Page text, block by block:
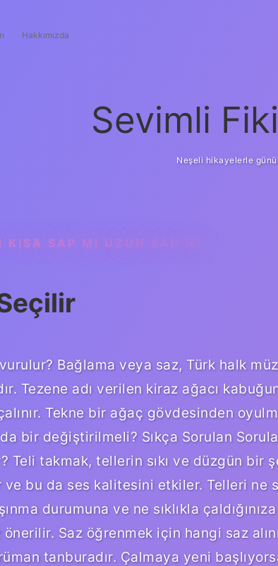
Hakkımızda
Sevimli
Neşeli hikayelerle
KISA SAP MI UZUN SAP MI
Bağlama veya saz, Türk halk
Tezene adı verilen kiraz ağacı
Tekne bir ağaç gövdesinden
bir değiştirilmeli? Sıkça Sorulan
Teli takmak, tellerin sıkı ve düzgün bir
ve bu da ses kalitesini etkiler. Telleri ne
durumuna ve ne sıklıkla
Saz öğrenmek için hangi saz
tanburadır. Çalmaya yeni